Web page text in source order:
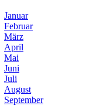
Januar
Februar
März
April
Mai
Juni
Juli
August
September